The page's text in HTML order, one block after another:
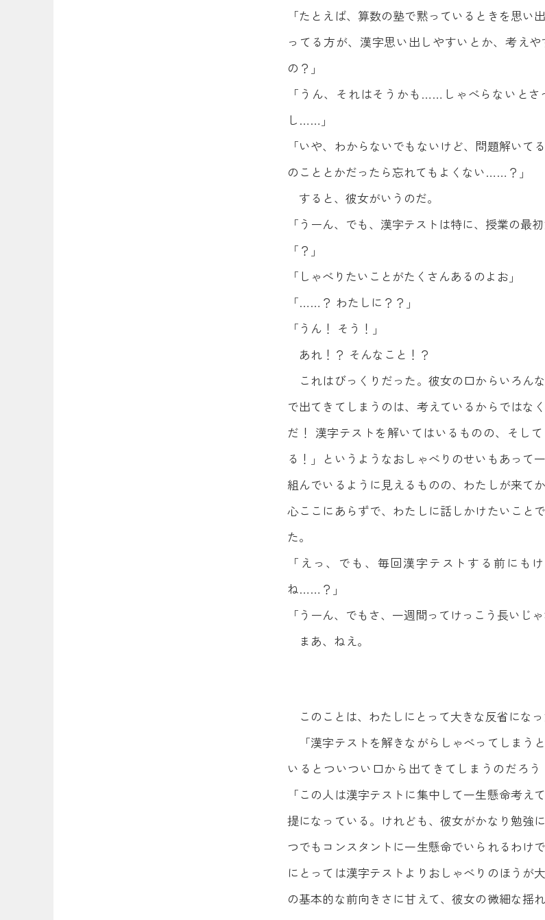
「たとえば、算数の塾で黙っているときを思い
ってる方が、漢字思い出しやすいとか、考え
の？」
「うん、それはそうかも……しゃべらないとさ
し……」
「いや、わからないでもないけど、問題解いて
のこととかだったら忘れてもよくない……？」
すると、彼女がいうのだ。
「うーん、でも、漢字テストは特に、授業の最
「？」
「しゃべりたいことがたくさんあるのよお」
「……？ わたしに？？」
「うん！ そう！」
あれ！？ そんなこと！？
これはびっくりだった。彼女の口からいろん
で出てきてしまうのは、考えているからではな
だ！ 漢字テストを解いてはいるものの、そし
る！」というようなおしゃべりのせいもあって
組んでいるように見えるものの、わたしが来て
心ここにあらずで、わたしに話しかけたいこと
た。
「えっ、でも、毎回漢字テストする前にも
ね……？」
「うーん、でもさ、一週間ってけっこう長いじゃ
まあ、ねえ。
このことは、わたしにとって大きな反省になっ
「漢字テストを解きながらしゃべってしまう
いるとついつい口から出てきてしまうのだろう
「この人は漢字テストに集中して一生懸命考え
提になっている。けれども、彼女がかなり勉強
つでもコンスタントに一生懸命でいられるわけ
にとっては漢字テストよりおしゃべりのほうが
の基本的な前向きさに甘えて、彼女の微細な揺